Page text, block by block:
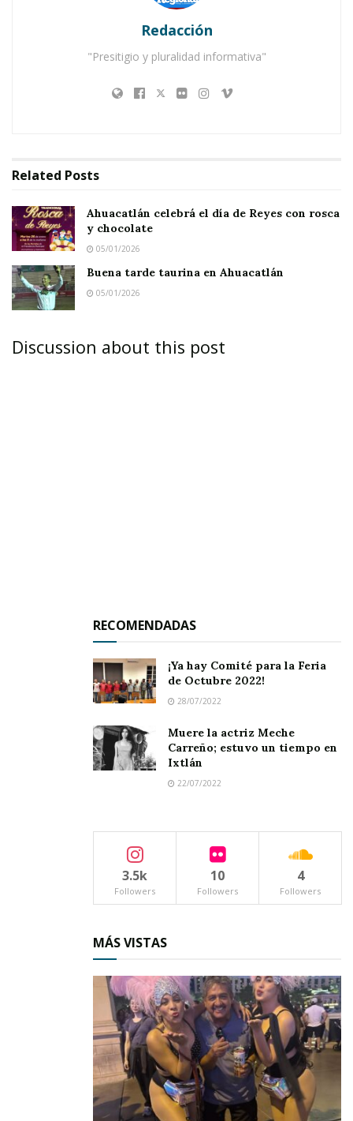
Los hermanos Avelardo González Rosas, de 35
atendidos en primera instancia por los
paramédicos de la Cruz Roja, pero
Redacción
"Presitigio y pluralidad informativa"
Related Posts
Ahuacatlán celebrá el día de Reyes con rosca
y chocolate
05/01/2026
Buena tarde taurina en Ahuacatlán
05/01/2026
Discussion about this post
RECOMENDADAS
¡Ya hay Comité para la Feria
de Octubre 2022!
28/07/2022
Muere la actriz Meche
Carreño; estuvo un tiempo en
Ixtlán
22/07/2022
3.5k
Followers
10
Followers
4
Followers
MÁS VISTAS